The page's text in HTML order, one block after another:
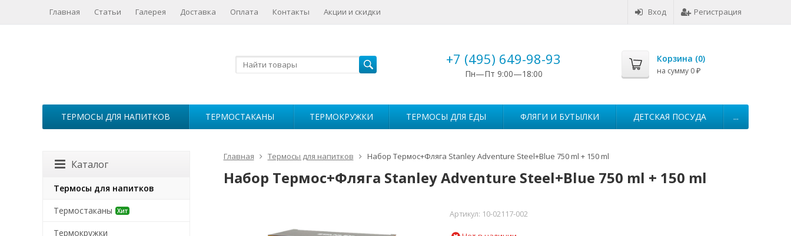
Вход Регистрация
Главная Статьи Галерея Доставка Оплата Контакты Акции и скидки
+7 (495) 649-98-93
Пн—Пт 9:00—18:00
Корзина (0)
на сумму 0 ₽
ТЕРМОСЫ ДЛЯ НАПИТКОВ ТЕРМОСТАКАНЫ ТЕРМОКРУЖКИ ТЕРМОСЫ ДЛЯ ЕДЫ ФЛЯГИ И БУТЫЛКИ ДЕТСКАЯ ПОСУДА ...
Главная Термосы для напитков Набор Термос+Фляга Stanley Adventure Steel+Blue 750 ml + 150 ml
Набор Термос+Фляга Stanley Adventure Steel+Blue 750 ml + 150 ml
Артикул: 10-02117-002
Каталог
Термосы для напитков
Термостаканы
Хит
Термокружки